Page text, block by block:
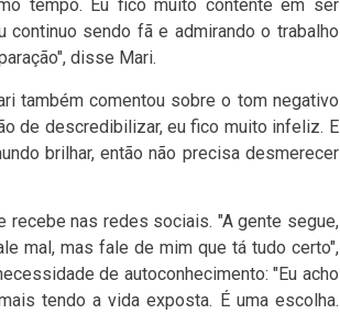
tempo. Eu fico muito contente em ser
continuo sendo fã e admirando o trabalho
disse Mari.
também comentou sobre o tom negativo
de descredibilizar, eu fico muito infeliz. E
brilhar, então não precisa desmerecer
recebe nas redes sociais. "A gente segue,
mal, mas fale de mim que tá tudo certo",
de autoconhecimento: "Eu acho
tendo a vida exposta. É uma escolha.